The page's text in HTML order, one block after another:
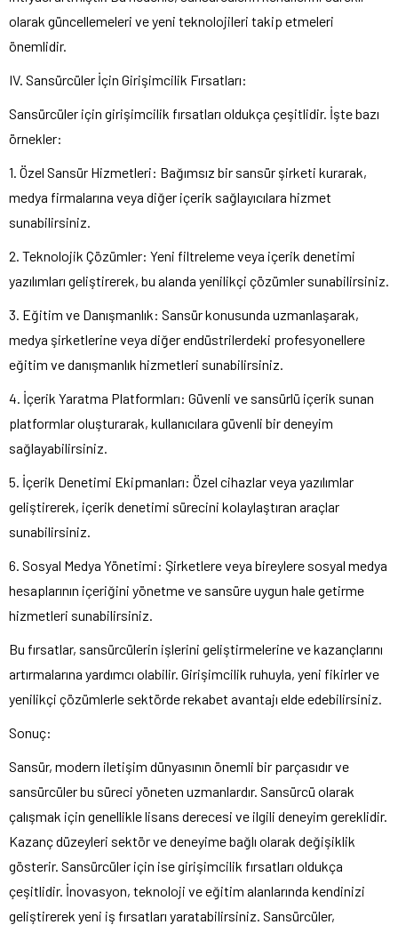
olarak güncellemeleri ve yeni teknolojileri takip etmeleri
önemlidir.
IV. Sansürcüler İçin Girişimcilik Fırsatları:
Sansürcüler için girişimcilik fırsatları oldukça çeşitlidir. İşte bazı
örnekler:
1. Özel Sansür Hizmetleri: Bağımsız bir sansür şirketi kurarak,
medya firmalarına veya diğer içerik sağlayıcılara hizmet
sunabilirsiniz.
2. Teknolojik Çözümler: Yeni filtreleme veya içerik denetimi
yazılımları geliştirerek, bu alanda yenilikçi çözümler sunabilirsiniz.
3. Eğitim ve Danışmanlık: Sansür konusunda uzmanlaşarak,
medya şirketlerine veya diğer endüstrilerdeki profesyonellere
eğitim ve danışmanlık hizmetleri sunabilirsiniz.
4. İçerik Yaratma Platformları: Güvenli ve sansürlü içerik sunan
platformlar oluşturarak, kullanıcılara güvenli bir deneyim
sağlayabilirsiniz.
5. İçerik Denetimi Ekipmanları: Özel cihazlar veya yazılımlar
geliştirerek, içerik denetimi sürecini kolaylaştıran araçlar
sunabilirsiniz.
6. Sosyal Medya Yönetimi: Şirketlere veya bireylere sosyal medya
hesaplarının içeriğini yönetme ve sansüre uygun hale getirme
hizmetleri sunabilirsiniz.
Bu fırsatlar, sansürcülerin işlerini geliştirmelerine ve kazançlarını
artırmalarına yardımcı olabilir. Girişimcilik ruhuyla, yeni fikirler ve
yenilikçi çözümlerle sektörde rekabet avantajı elde edebilirsiniz.
Sonuç:
Sansür, modern iletişim dünyasının önemli bir parçasıdır ve
sansürcüler bu süreci yöneten uzmanlardır. Sansürcü olarak
çalışmak için genellikle lisans derecesi ve ilgili deneyim gereklidir.
Kazanç düzeyleri sektör ve deneyime bağlı olarak değişiklik
gösterir. Sansürcüler için ise girişimcilik fırsatları oldukça
çeşitlidir. İnovasyon, teknoloji ve eğitim alanlarında kendinizi
geliştirerek yeni iş fırsatları yaratabilirsiniz. Sansürcüler,